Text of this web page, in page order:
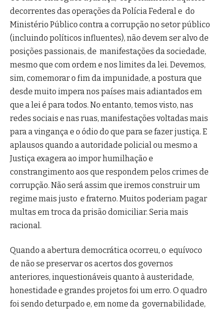
decorrentes das operações da Polícia Federal e do
Ministério Público contra a corrupção no setor público
(incluindo políticos influentes), não devem ser alvo de
posições passionais, de manifestações da sociedade,
mesmo que com ordem e nos limites da lei. Devemos,
sim, comemorar o fim da impunidade, a postura que
desde muito impera nos países mais adiantados em
que a lei é para todos. No entanto, temos visto, nas
redes sociais e nas ruas, manifestações voltadas mais
para a vingança e o ódio do que para se fazer justiça. E
aplausos quando a autoridade policial ou mesmo a
Justiça exagera ao impor humilhação e
constrangimento aos que respondem pelos crimes de
corrupção. Não será assim que iremos construir um
regime mais justo e fraterno. Muitos poderiam pagar
multas em troca da prisão domiciliar. Seria mais
racional.
Quando a abertura democrática ocorreu, o equívoco
de não se preservar os acertos dos governos
anteriores, inquestionáveis quanto à austeridade,
honestidade e grandes projetos foi um erro. O quadro
foi sendo deturpado e, em nome da governabilidade,